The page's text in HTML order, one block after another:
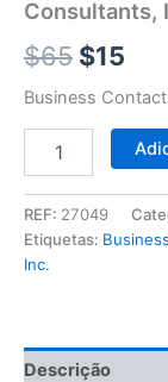
Consultants,
$65 $15
Business
Inc
REF: 27049
Etiquetas:
Inc.
Descrição